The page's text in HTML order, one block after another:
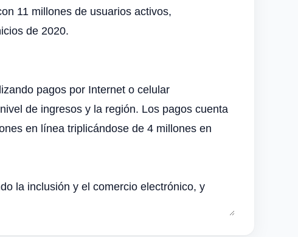
11 millones de usuarios activos,
de 2020.
pagos por Internet o celular
de ingresos y la región. Los pagos cuenta
en línea triplicándose de 4 millones en
la inclusión y el comercio electrónico, y